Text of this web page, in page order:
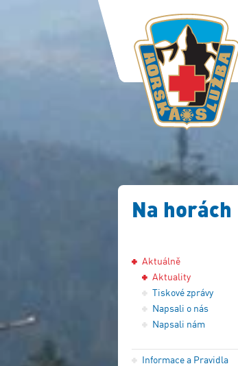
Na horách
Aktuálně
Aktuality
Tiskové zprávy
Napsali o nás
Napsali nám
Informace a Pravidla